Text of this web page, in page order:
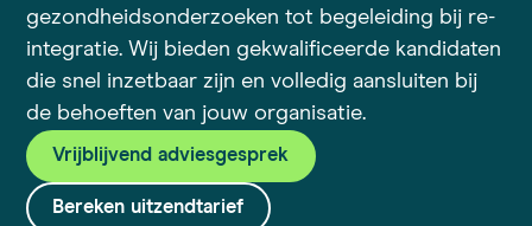
gezondheidsonderzoeken tot begeleiding bij re-
integratie. Wij bieden gekwalificeerde kandidaten
die snel inzetbaar zijn en volledig aansluiten bij
de behoeften van jouw organisatie.
Vrijblijvend adviesgesprek
Bereken uitzendtarief